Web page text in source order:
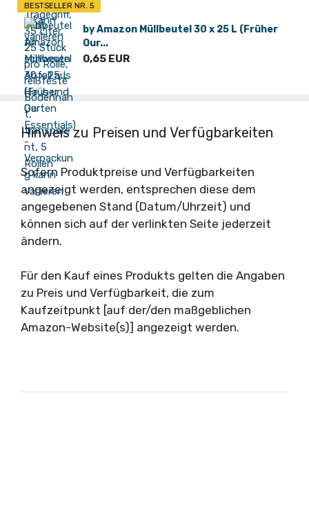
BESTSELLER NR. 5
by Amazon Müllbeutel 30 x 25 L (Früher
Our...
0,65 EUR
Hinweis zu Preisen und Verfügbarkeiten
Sofern Produktpreise und Verfügbarkeiten
angezeigt werden, entsprechen diese dem
angegebenen Stand (Datum/Uhrzeit) und
können sich auf der verlinkten Seite jederzeit
ändern.
Für den Kauf eines Produkts gelten die Angaben
zu Preis und Verfügbarkeit, die zum
Kaufzeitpunkt [auf der/den maßgeblichen
Amazon-Website(s)] angezeigt werden.